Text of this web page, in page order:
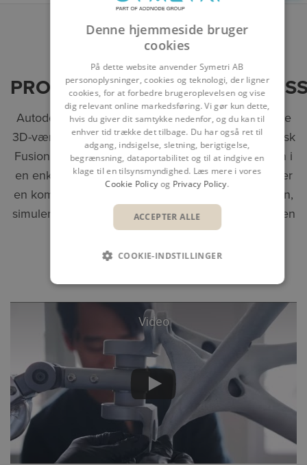
ET VÆRKTØJ TIL HELE
Autodesk Fusion (tidligere Fusion 360) er det første
3D-værktøj af sin art til CAD, CAM og CAE. Autodesk
Fusion integrerer hele produktudviklingsprocessen i
en enkelt cloudbaseret platform. Platformen tilbyder
en komplet løsning til industriel og mekanisk design,
simulering, samarbejde og bearbejdning, alt sammen
i én integreret pakke.
Video
Denne hjemmeside bruger
cookies
På dette website anvender Symetri AB
personoplysninger, cookies og teknologi, der ligner
cookies, for at forbedre brugeroplevelsen og vise
dig relevant online markedsføring. Vi gør kun dette,
hvis du giver dit samtykke nedenfor, og du kan til
enhver tid trække det tilbage. Du har også ret til
adgang, indsigelse, sletning, berigtigelse,
begrænsning, dataportabilitet og til at indgive en
klage til en tilsynsmyndighed. Læs mere i vores
Cookie Policyog Privacy Policy.
ACCEPTER ALLE
COOKIE-INDSTILLINGER